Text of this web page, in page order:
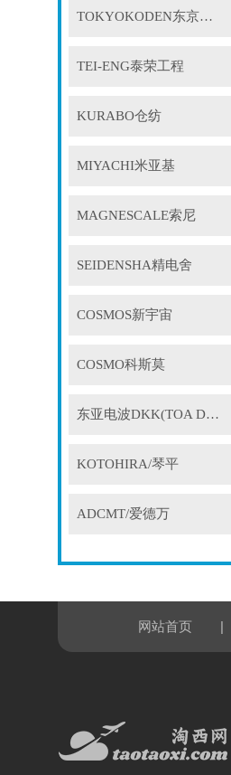
TOKYOKODEN东京光电
TEI-ENG泰荣工程
KURABO仓纺
MIYACHI米亚基
MAGNESCALE索尼
SEIDENSHA精电舍
COSMOS新宇宙
COSMO科斯莫
东亚电波DKK(TOA DKK)
KOTOHIRA/琴平
ADCMT/爱德万
网站首页 |